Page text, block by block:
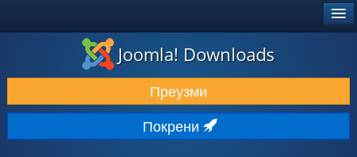
ПРЕУЗИМАЊЕ И ПРОШИРЕЊА (ЕКСТЕНЗИЈЕ)
ОТКРИЈТЕ И НАУЧИТЕ
ЗАЈЕДНИЦА И ПОДРШКА
Joomla! Downloads
Преузми
Покрени